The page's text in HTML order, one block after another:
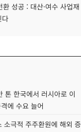
성공 : 대산·여수 사업재
다
톤 한국에서 러시아로 이
에 수요 늘어
소극적 주주환원에 해외 증